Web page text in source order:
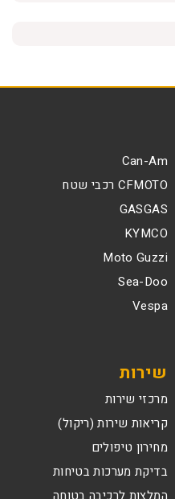
Can-Am
CFMOTO רכבי שטח
GASGAS
KYMCO
Moto Guzzi
Sea-Doo
Vespa
שירות
מרכזי שירות
קריאות שירות (ריקול)
מחירון טיפולים
בדיקת מערכות בטיחות
המלצות לרכיבה בטוחה